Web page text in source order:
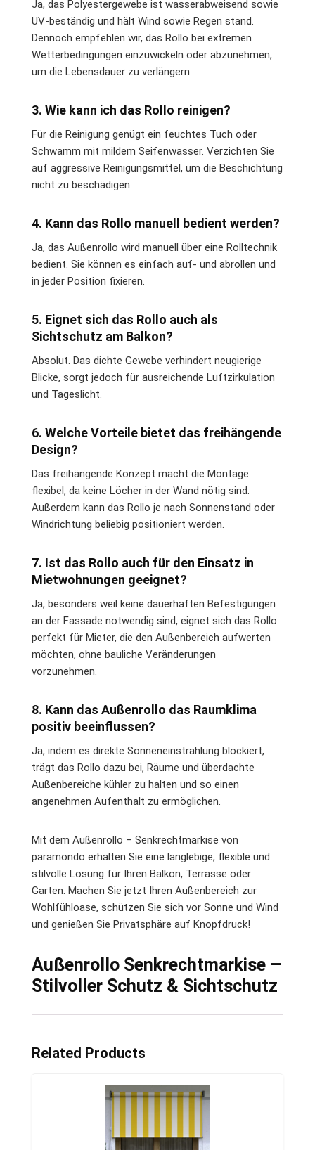
Ja, das Polyestergewebe ist wasserabweisend sowie
UV-beständig und hält Wind sowie Regen stand.
Dennoch empfehlen wir, das Rollo bei extremen
Wetterbedingungen einzuwickeln oder abzunehmen,
um die Lebensdauer zu verlängern.
3. Wie kann ich das Rollo reinigen?
Für die Reinigung genügt ein feuchtes Tuch oder
Schwamm mit mildem Seifenwasser. Verzichten Sie
auf aggressive Reinigungsmittel, um die Beschichtung
nicht zu beschädigen.
4. Kann das Rollo manuell bedient werden?
Ja, das Außenrollo wird manuell über eine Rolltechnik
bedient. Sie können es einfach auf- und abrollen und
in jeder Position fixieren.
5. Eignet sich das Rollo auch als
Sichtschutz am Balkon?
Absolut. Das dichte Gewebe verhindert neugierige
Blicke, sorgt jedoch für ausreichende Luftzirkulation
und Tageslicht.
6. Welche Vorteile bietet das freihängende
Design?
Das freihängende Konzept macht die Montage
flexibel, da keine Löcher in der Wand nötig sind.
Außerdem kann das Rollo je nach Sonnenstand oder
Windrichtung beliebig positioniert werden.
7. Ist das Rollo auch für den Einsatz in
Mietwohnungen geeignet?
Ja, besonders weil keine dauerhaften Befestigungen
an der Fassade notwendig sind, eignet sich das Rollo
perfekt für Mieter, die den Außenbereich aufwerten
möchten, ohne bauliche Veränderungen
vorzunehmen.
8. Kann das Außenrollo das Raumklima
positiv beeinflussen?
Ja, indem es direkte Sonneneinstrahlung blockiert,
trägt das Rollo dazu bei, Räume und überdachte
Außenbereiche kühler zu halten und so einen
angenehmen Aufenthalt zu ermöglichen.
Mit dem Außenrollo – Senkrechtmarkise von
paramondo erhalten Sie eine langlebige, flexible und
stilvolle Lösung für Ihren Balkon, Terrasse oder
Garten. Machen Sie jetzt Ihren Außenbereich zur
Wohlfühloase, schützen Sie sich vor Sonne und Wind
und genießen Sie Privatsphäre auf Knopfdruck!
Außenrollo Senkrechtmarkise –
Stilvoller Schutz & Sichtschutz
Related Products